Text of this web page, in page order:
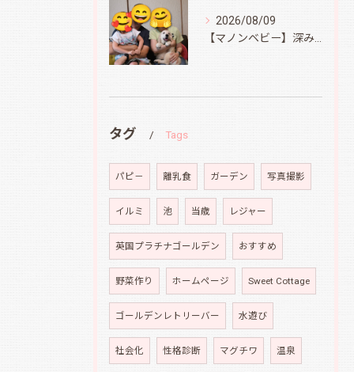
2026/08/09
【マノンベビー】深みどり君
タグ Tags
パピ－ 離乳食 ガーデン 写真撮影
イルミ 池 当歳 レジャー
英国プラチナゴールデン おすすめ
野菜作り ホームページ Sweet Cottage
ゴールデンレトリーバー 水遊び
社会化 性格診断 マグチワ 温泉